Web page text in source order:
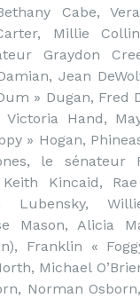
Cabe,
Millie
Graydon
Jean
» Dugan, Fred
Hand,
» Hogan,
le sénateur
Kincaid,
Lubensky,
Mason, Alicia
Franklin «
Michael
Norman